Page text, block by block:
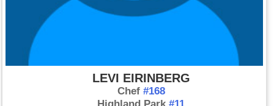
LEVI EIRINBERG
Chef #168